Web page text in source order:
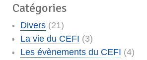
Catégories
Divers (21)
La vie du CEFI (3)
Les évènements du CEFI (4)